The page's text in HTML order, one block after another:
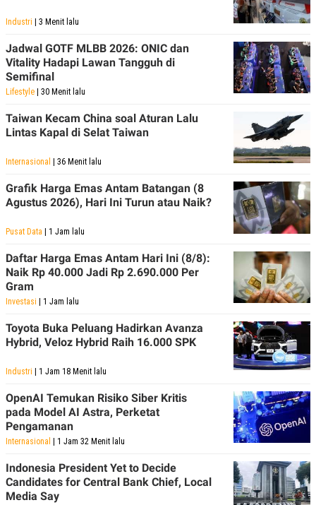
Industri | 3 Menit lalu
Jadwal GOTF MLBB 2026: ONIC dan
Vitality Hadapi Lawan Tangguh di
Semifinal
Lifestyle | 30 Menit lalu
Taiwan Kecam China soal Aturan Lalu
Lintas Kapal di Selat Taiwan
Internasional | 36 Menit lalu
Grafik Harga Emas Antam Batangan (8
Agustus 2026), Hari Ini Turun atau Naik?
Pusat Data | 1 Jam lalu
Daftar Harga Emas Antam Hari Ini (8/8):
Naik Rp 40.000 Jadi Rp 2.690.000 Per
Gram
Investasi | 1 Jam lalu
Toyota Buka Peluang Hadirkan Avanza
Hybrid, Veloz Hybrid Raih 16.000 SPK
Industri | 1 Jam 18 Menit lalu
OpenAI Temukan Risiko Siber Kritis
pada Model AI Astra, Perketat
Pengamanan
Internasional | 1 Jam 32 Menit lalu
Indonesia President Yet to Decide
Candidates for Central Bank Chief, Local
Media Say